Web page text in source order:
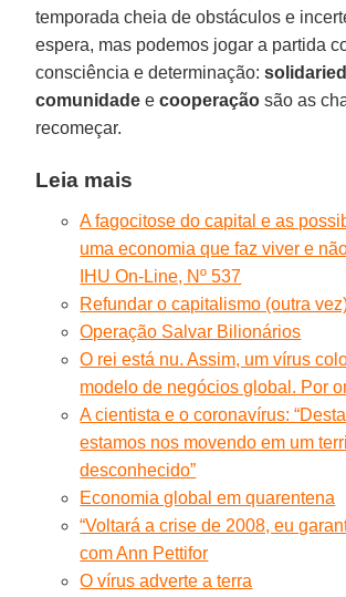
temporada cheia de obstáculos e
espera, mas podemos jogar a partida
consciência e determinação:
comunidade ecooperação são as
recomeçar.
Leia mais
A fagocitose do capital e as
uma economia que faz viver e
IHU On-Line, Nº 537
Refundar o capitalismo (outra
Operação Salvar Bilionários
O rei está nu. Assim, um vírus
modelo de negócios global. Por
A cientista e o coronavírus:
estamos nos movendo em um
desconhecido”
Economia global em quarentena
“Voltará a crise de 2008, eu
com Ann Pettifor
O vírus adverte a terra